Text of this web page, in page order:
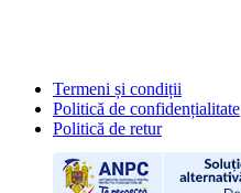
Termeni și condiții
Politică de confidențialitate
Politică de retur